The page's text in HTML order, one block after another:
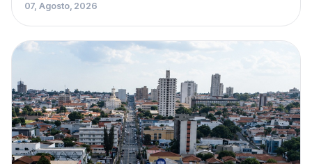
07, Agosto, 2026